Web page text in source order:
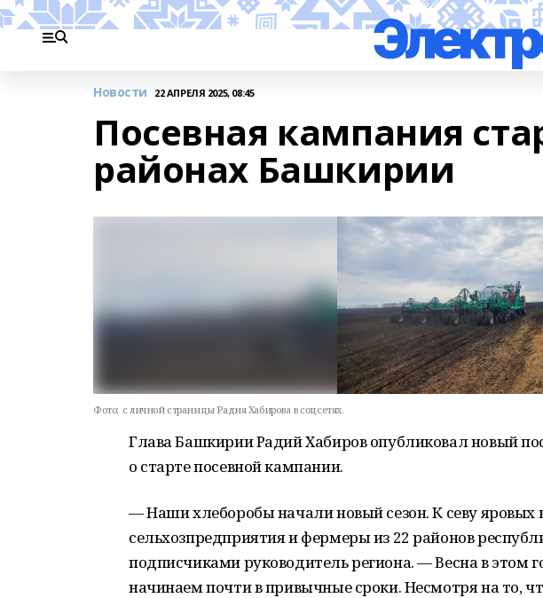
Новости 22 АПРЕЛЯ 2025, 08:45
Посевная кампания
районах Башкирии
Фото: c личной страницы Радия Хабирова в соцсетях.
Глава Башкирии Радий Хабиров опубликовал новый
о старте посевной кампании.
— Наши хлеборобы начали новый сезон. К севу яровых
сельхозпредприятия и фермеры из 22 районов
подписчиками руководитель региона. — Весна в этом
начинаем почти в привычные сроки. Несмотря на то,